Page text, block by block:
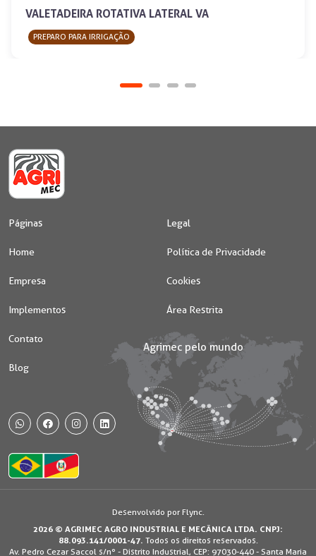
VALETADEIRA ROTATIVA LATERAL VA
PREPARO PARA IRRIGAÇÃO
Páginas
Home
Empresa
Implementos
Contato
Blog
Legal
Política de Privacidade
Cookies
Área Restrita
WhatsAppFacebookInstagram
Desenvolvido por Flync.
2026 © AGRIMEC AGRO INDUSTRIAL E MECÂNICA LTDA. CNPJ:
88.093.141/0001-47. Todos os direitos reservados.
Av. Pedro Cezar Saccol s/nº - Distrito Industrial, CEP: 97030-440 - Santa Maria
Usamos os cookies e dados de navegação visando proporcionar uma
melhor experiência durante o uso do site. Ao continuar, você concorda